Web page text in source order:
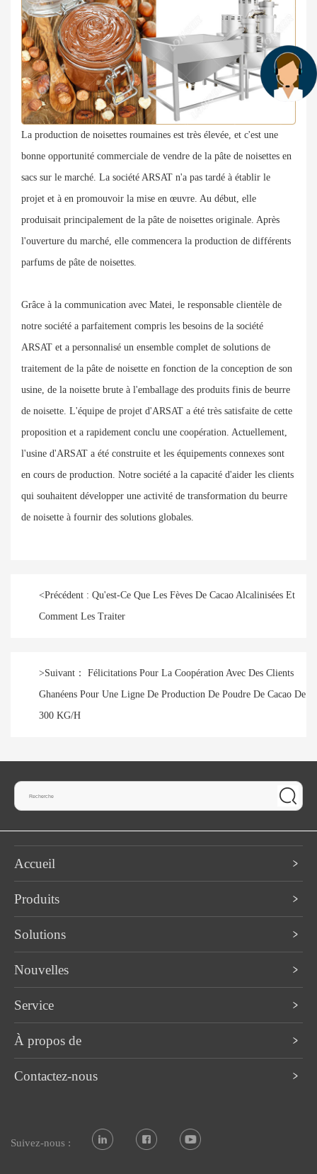
La production de noisettes roumaines est très élevée, et c'est une
bonne opportunité commerciale de vendre de la pâte de noisettes en
sacs sur le marché. La société ARSAT n'a pas tardé à établir le
projet et à en promouvoir la mise en œuvre. Au début, elle
produisait principalement de la pâte de noisettes originale. Après
l'ouverture du marché, elle commencera la production de différents
parfums de pâte de noisettes.
Grâce à la communication avec Matei, le responsable clientèle de
notre société a parfaitement compris les besoins de la société
ARSAT et a personnalisé un ensemble complet de solutions de
traitement de la pâte de noisette en fonction de la conception de son
usine, de la noisette brute à l'emballage des produits finis de beurre
de noisette. L'équipe de projet d'ARSAT a été très satisfaite de cette
proposition et a rapidement conclu une coopération. Actuellement,
l'usine d'ARSAT a été construite et les équipements connexes sont
en cours de production. Notre société a la capacité d'aider les clients
qui souhaitent développer une activité de transformation du beurre
de noisette à fournir des solutions globales.
<Précédent : Qu'est-Ce Que Les Fèves De Cacao Alcalinisées Et
Comment Les Traiter
>Suivant：
Félicitations Pour La Coopération Avec Des Clients
Ghanéens Pour Une Ligne De Production De Poudre De Cacao De
300 KG/H
Accueil
Produits
Solutions
Nouvelles
Service
À propos de
Contactez-nous
Suivez-nous :